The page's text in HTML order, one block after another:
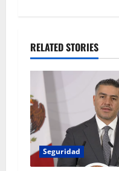
i
g
a
t
i
o
RELATED STORIES
Seguridad